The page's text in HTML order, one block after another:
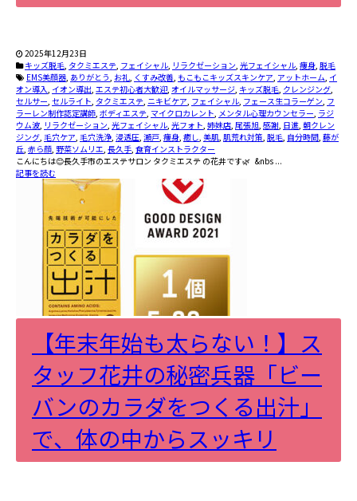
2025年12月23日
キッズ脱毛, タクミエステ, フェイシャル, リラクゼーション, 光フェイシャル, 痩身, 脱毛
EMS美顔器, ありがとう, お礼, くすみ改善, もこもこキッズスキンケア, アットホーム, イ
オン導入, イオン導出, エステ初心者大歓迎, オイルマッサージ, キッズ脱毛, クレンジング,
セルサー, セルライト, タクミエステ, ニキビケア, フェイシャル, フェース生コラーゲン, フ
ラーレン制作認定講師, ボディエステ, マイクロカレント, メンタル心理カウンセラー, ラジ
ウム波, リラクゼーション, 光フェイシャル, 光フォト, 姉妹店, 尾張旭, 感謝, 日進, 朝クレン
ジング, 毛穴ケア, 毛穴洗浄, 浸透圧, 瀬戸, 痩身, 癒し, 美肌, 肌荒れ対策, 脱毛, 自分時間, 藤が
丘, 赤ら顔, 野菜ソムリエ, 長久手, 食育インストラクター
こんにちは😊長久手市のエステサロン タクミエステ の花井です🌿 &nbs ...
記事を読む
【年末年始も太らない！】ス
タッフ花井の秘密兵器「ビー
バンのカラダをつくる出汁」
で、体の中からスッキリ